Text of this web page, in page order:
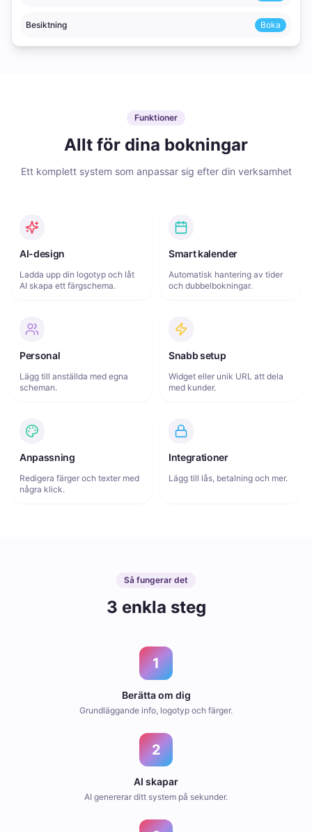
Besiktning Boka
Funktioner
Allt för dina bokningar
Ett komplett system som anpassar sig efter din verksamhet
AI-design
Ladda upp din logotyp och låt
AI skapa ett färgschema.
Smart kalender
Automatisk hantering av tider
och dubbelbokningar.
Personal
Lägg till anställda med egna
scheman.
Snabb setup
Widget eller unik URL att dela
med kunder.
Anpassning
Redigera färger och texter med
några klick.
Integrationer
Lägg till lås, betalning och mer.
Så fungerar det
3 enkla steg
1
Berätta om dig
Grundläggande info, logotyp och färger.
2
AI skapar
AI genererar ditt system på sekunder.